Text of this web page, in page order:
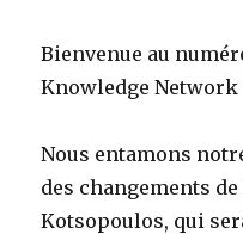
Bienvenue au
Knowledge Network
Nous entamons
des changements
Kotsopoulos, qui